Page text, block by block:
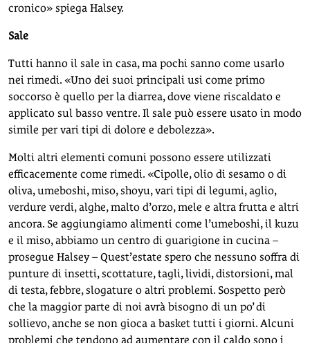
cronico» spiega Halsey.
Sale
Tutti hanno il sale in casa, ma pochi sanno come usarlo
nei rimedi. «Uno dei suoi principali usi come primo
soccorso è quello per la diarrea, dove viene riscaldato e
applicato sul basso ventre. Il sale può essere usato in modo
simile per vari tipi di dolore e debolezza».
Molti altri elementi comuni possono essere utilizzati
efficacemente come rimedi. «Cipolle, olio di sesamo o di
oliva, umeboshi, miso, shoyu, vari tipi di legumi, aglio,
verdure verdi, alghe, malto d’orzo, mele e altra frutta e altri
ancora. Se aggiungiamo alimenti come l’umeboshi, il kuzu
e il miso, abbiamo un centro di guarigione in cucina –
prosegue Halsey – Quest’estate spero che nessuno soffra di
punture di insetti, scottature, tagli, lividi, distorsioni, mal
di testa, febbre, slogature o altri problemi. Sospetto però
che la maggior parte di noi avrà bisogno di un po’ di
sollievo, anche se non gioca a basket tutti i giorni. Alcuni
problemi che tendono ad aumentare con il caldo sono i